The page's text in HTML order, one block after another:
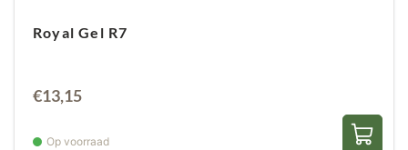
Royal Gel R7
€13,15
Op voorraad